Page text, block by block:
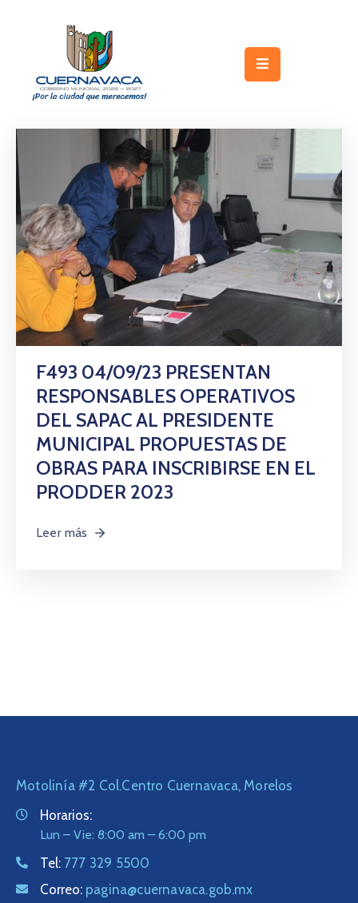
Gobierno
Turismo
Trámites
Servicios
Licitaciones
Transparencia
Directorio
F493 04/09/23 PRESENTAN
RESPONSABLES OPERATIVOS
DEL SAPAC AL PRESIDENTE
MUNICIPAL PROPUESTAS DE
OBRAS PARA INSCRIBIRSE EN EL
PRODDER 2023
Leer más
Motolinía #2 Col.Centro Cuernavaca, Morelos
Horarios:
Lun – Vie: 8:00 am – 6:00 pm
Tel: 777 329 5500
Correo: pagina@cuernavaca.gob.mx